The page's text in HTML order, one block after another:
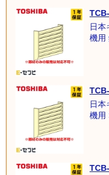
日本
機用
日本
機用